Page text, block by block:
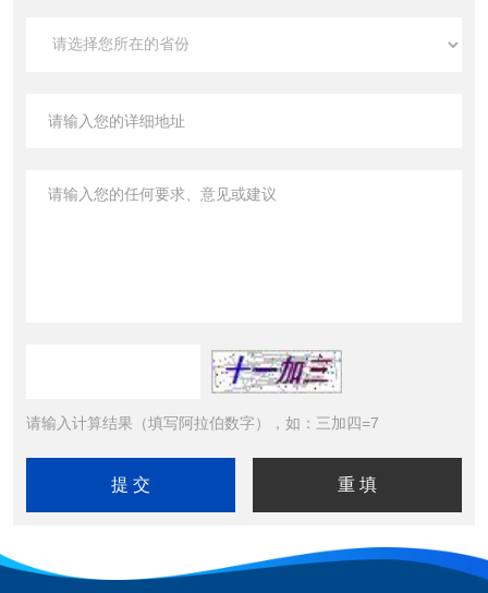
请输入计算结果（填写阿拉伯数字），如：三加四=7